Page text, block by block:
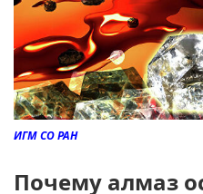
ИГМ СО РАН
Почему алмаз